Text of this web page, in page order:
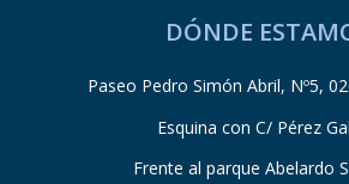
DÓNDE
Paseo Pedro Simón Abril, Nº5,
Esquina con C/ Pérez
Frente al parque Abelardo